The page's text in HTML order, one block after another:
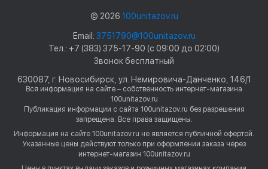
© 2026 100unitazov.ru
Email: 3751790@100unitazov.ru
Тел.: +7 (383) 375-17-90 (с 09:00 до 02:00)
Звонок бесплатный
630087, г. Новосибирск, ул. Немировича-Данченко, 146/1
Вся информация на сайте – собственность интернет-магазина
100unitazov.ru
Публикация информации с сайта 100unitazov.ru без разрешения
запрещена. Все права защищены.
Информация на сайте 100unitazov.ru не является публичной офертой.
Указанные цены действуют только при оформлении заказа через
интернет-магазин 100unitazov.ru